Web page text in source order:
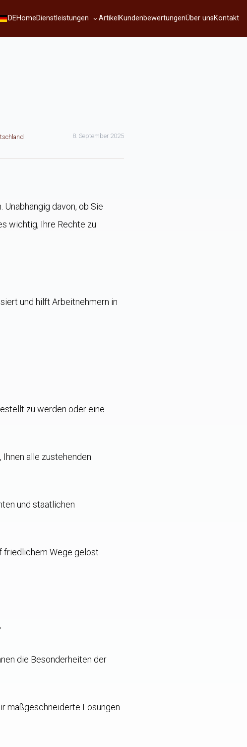
DEHomeDienstleistungen ArtikelKundenbewertungenÜber unsKontakt
8. September 2025
davon, ob Sie
wichtig, Ihre Rechte zu
und hilft Arbeitnehmern in
zu werden oder eine
alle zustehenden
und staatlichen
friedlichem Wege gelöst
die Besonderheiten der
maßgeschneiderte Lösungen